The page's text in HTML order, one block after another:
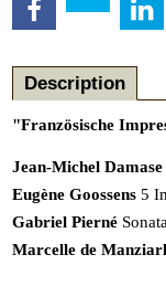
Description
"Französische
Jean-Michel Damase
Eugène Goossens 5
Gabriel Pierné
Marcelle de